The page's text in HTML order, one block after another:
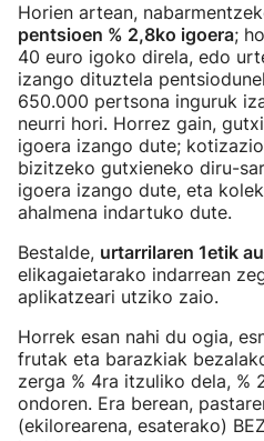
Horien artean,
pentsioen % 2,8ko igoera;
40 euro igoko direla, edo
izango dituztela
650.000 pertsona inguruk
neurri hori. Horrez gain,
igoera izango dute;
bizitzeko gutxieneko diru-
igoera izango dute, eta
ahalmena indartuko dute.
Bestalde, urtarrilaren 1etik
elikagaietarako indarrean
aplikatzeari utziko zaio.
Horrek esan nahi du ogia,
frutak eta barazkiak
zerga % 4ra itzuliko dela, %
ondoren. Era berean,
(ekilorearena, esaterako)